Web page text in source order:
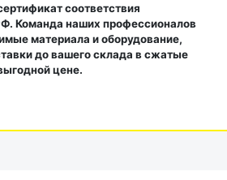
соответствия
Команда наших профессионалов
материала и оборудование,
до вашего склада в сжатые
цене.